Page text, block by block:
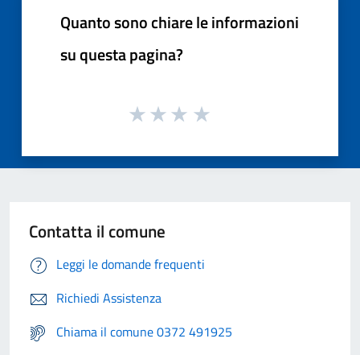
Quanto sono chiare le informazioni
su questa pagina?
Contatta il comune
Leggi le domande frequenti
Richiedi Assistenza
Chiama il comune 0372 491925